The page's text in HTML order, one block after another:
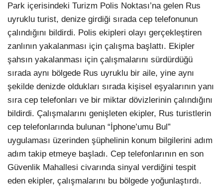
Park içerisindeki Turizm Polis Noktası’na gelen Rus
uyruklu turist, denize girdiği sırada cep telefonunun
çalındığını bildirdi. Polis ekipleri olayı gerçekleştiren
zanlının yakalanması için çalışma başlattı. Ekipler
şahsın yakalanması için çalışmalarını sürdürdüğü
sırada aynı bölgede Rus uyruklu bir aile, yine aynı
şekilde denizde oldukları sırada kişisel eşyalarının yanı
sıra cep telefonları ve bir miktar dövizlerinin çalındığını
bildirdi. Çalışmalarını genişleten ekipler, Rus turistlerin
cep telefonlarında bulunan “İphone’umu Bul”
uygulaması üzerinden şüphelinin konum bilgilerini adım
adım takip etmeye başladı. Cep telefonlarının en son
Güvenlik Mahallesi civarında sinyal verdiğini tespit
eden ekipler, çalışmalarını bu bölgede yoğunlaştırdı.